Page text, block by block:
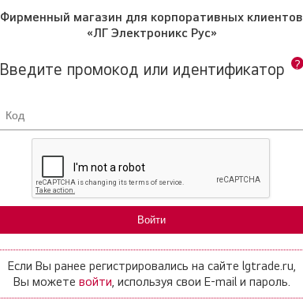
Фирменный магазин для корпоративных клиентов
«ЛГ Электроникс Рус»
Введите промокод или идентификатор ?
Если Вы ранее регистрировались на сайте lgtrade.ru,
Вы можете войти, используя свои E-mail и пароль.